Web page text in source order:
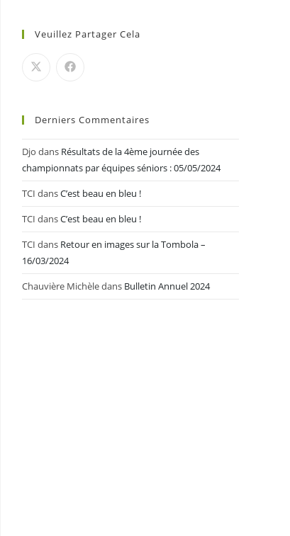
Veuillez Partager Cela
Derniers Commentaires
Djo dans Résultats de la 4ème journée des
championnats par équipes séniors : 05/05/2024
TCI dansC’est beau en bleu !
TCI dansC’est beau en bleu !
TCI dans Retour en images sur la Tombola –
16/03/2024
Chauvière Michèledans Bulletin Annuel 2024